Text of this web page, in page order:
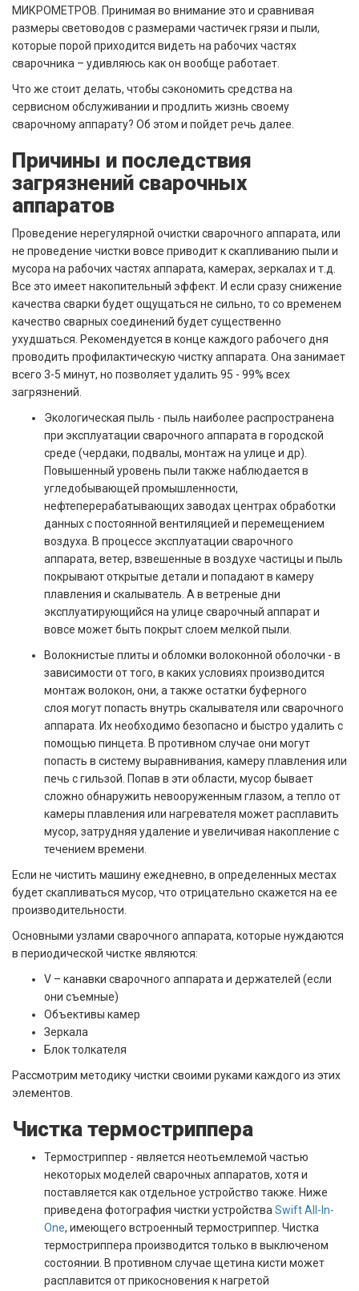
МИКРОМЕТРОВ. Принимая во внимание это и сравнивая
размеры световодов с размерами частичек грязи и пыли,
которые порой приходится видеть на рабочих частях
сварочника – удивляюсь как он вообще работает.
Что же стоит делать, чтобы сэкономить средства на
сервисном обслуживании и продлить жизнь своему
сварочному аппарату? Об этом и пойдет речь далее.
Причины и последствия
загрязнений сварочных
аппаратов
Проведение нерегулярной очистки сварочного аппарата, или
не проведение чистки вовсе приводит к скапливанию пыли и
мусора на рабочих частях аппарата, камерах, зеркалах и т.д.
Все это имеет накопительный эффект. И если сразу снижение
качества сварки будет ощущаться не сильно, то со временем
качество сварных соединений будет существенно
ухудшаться. Рекомендуется в конце каждого рабочего дня
проводить профилактическую чистку аппарата. Она занимает
всего 3-5 минут, но позволяет удалить 95 - 99% всех
загрязнений.
Экологическая пыль - пыль наиболее распространена
при эксплуатации сварочного аппарата в городской
среде (чердаки, подвалы, монтаж на улице и др).
Повышенный уровень пыли также наблюдается в
угледобывающей промышленности,
нефтеперерабатывающих заводах центрах обработки
данных с постоянной вентиляцией и перемещением
воздуха. В процессе эксплуатации сварочного
аппарата, ветер, взвешенные в воздухе частицы и пыль
покрывают открытые детали и попадают в камеру
плавления и скалыватель. А в ветреные дни
эксплуатирующийся на улице сварочный аппарат и
вовсе может быть покрыт слоем мелкой пыли.
Волокнистые плиты и обломки волоконной оболочки - в
зависимости от того, в каких условиях производится
монтаж волокон, они, а также остатки буферного
слоя могут попасть внутрь скалывателя или сварочного
аппарата. Их необходимо безопасно и быстро удалить с
помощью пинцета. В противном случае они могут
попасть в систему выравнивания, камеру плавления или
печь с гильзой. Попав в эти области, мусор бывает
сложно обнаружить невооруженным глазом, а тепло от
камеры плавления или нагревателя может расплавить
мусор, затрудняя удаление и увеличивая накопление с
течением времени.
Если не чистить машину ежедневно, в определенных местах
будет скапливаться мусор, что отрицательно скажется на ее
производительности.
Основными узлами сварочного аппарата, которые нуждаются
в периодической чистке являются:
V – канавки сварочного аппарата и держателей (если
они съемные)
Объективы камер
Зеркала
Блок толкателя
Рассмотрим методику чистки своими руками каждого из этих
элементов.
Чистка термостриппера
Термостриппер - является неотьемлемой частью
некоторых моделей сварочных аппаратов, хотя и
поставляется как отдельное устройство также. Ниже
приведена фотография чистки устройства Swift All-In-
One, имеющего встроенный термостриппер. Чистка
термостриппера производится только в выключеном
состоянии. В противном случае щетина кисти может
расплавится от прикосновения к нагретой